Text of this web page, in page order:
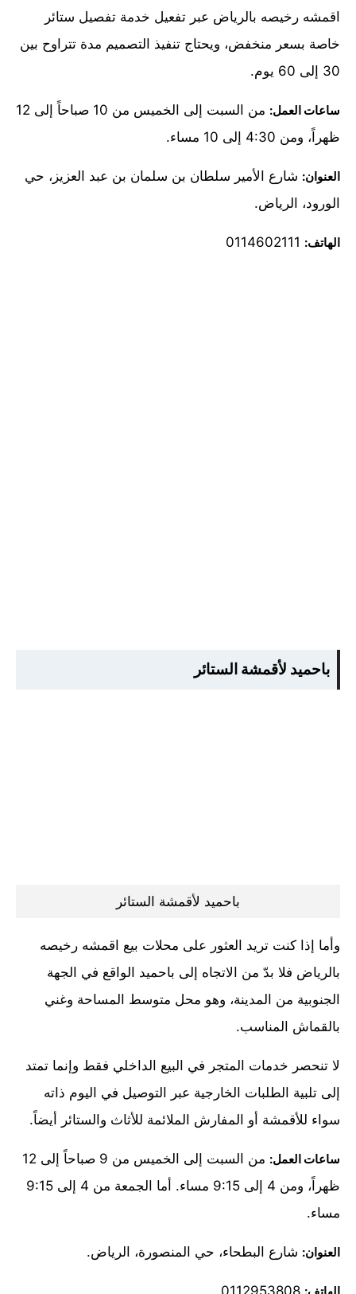
اقمشه رخيصه بالرياض عبر تفعيل خدمة تفصيل ستائر
خاصة بسعر منخفض، ويحتاج تنفيذ التصميم مدة تتراوح بين
30 إلى 60 يوم.
ساعات العمل:
من السبت إلى الخميس من 10 صباحاً إلى 12
ظهراً، ومن 4:30 إلى 10 مساء.
العنوان: شارع الأمير سلطان بن سلمان بن عبد العزيز، حي
الورود، الرياض.
الهاتف:
باحميد لأقمشة الستائر
باحميد لأقمشة الستائر
وأما إذا كنت تريد العثور على محلات بيع اقمشه رخيصه
بالرياض فلا بدّ من الاتجاه إلى باحميد الواقع في الجهة
الجنوبية من المدينة، وهو محل متوسط المساحة وغني
بالقماش المناسب.
لا تنحصر خدمات المتجر في البيع الداخلي فقط وإنما تمتد
إلى تلبية الطلبات الخارجية عبر التوصيل في اليوم ذاته
سواء للأقمشة أو المفارش الملائمة للأثاث والستائر أيضاً.
ساعات العمل:
من السبت إلى الخميس من 9 صباحاً إلى 12
ظهراً، ومن 4 إلى 9:15 مساء. أما الجمعة من 4 إلى 9:15
مساء.
العنوان: شارع البطحاء، حي المنصورة، الرياض.
الهاتف: